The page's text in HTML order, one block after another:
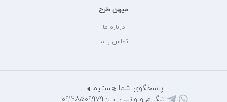
میهن طرح
درباره ما
تماس با ما
پاسخگوی شما هستیم
تلگرام و واتس اپ: 09128509979